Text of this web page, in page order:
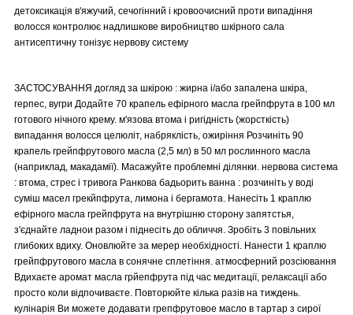
детоксикація в'яжучий, сечогінний і кровоочисний проти випадіння
волосся контролює надлишкове виробництво шкірного сала
антисептичну тонізує нервову систему
ЗАСТОСУВАННЯ догляд за шкірою : жирна і/або запалена шкіра,
герпес, вугри Додайте 70 крапель ефірного масла грейпфрута в 100 мл
готового нічного крему. м'язова втома і ригідність (жорсткість)
випадання волосся целюліт, набряклість, ожиріння Розчиніть 90
крапель грейпфрутового масла (2,5 мл) в 50 мл рослинного масла
(наприклад, макадамії). Масажуйте проблемні ділянки. нервова система
: втома, стрес і тривога Ранкова бадьорить ванна : розчиніть у воді
суміш масел грекйпфрута, лимона і бергамота. Нанесіть 1 краплю
ефірного масла грейпфрута на внутрішню сторону запятстья,
з'єднайте ладнои разом і піднесіть до обличчя. Зробіть 3 повільних
глибоких вдиху. Оновлюйте за мерер необхідності. Нанести 1 краплю
грейпфрутового масла в сонячне сплетіння. атмосферний розсіювання
Вдихаєте аромат масла грйепфрута під час медитації, релаксації або
просто коли відпочиваєте. Повторюйте кілька разів на тиждень.
кулінарія Ви можете додавати грепфрутовое масло в тартар з сирої